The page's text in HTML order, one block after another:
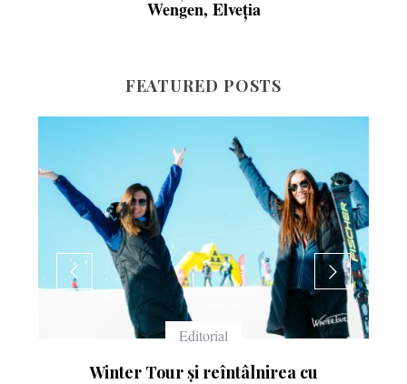
Wengen, Elveția
FEATURED POSTS
Echipament
Ce înseamnă numerele de pe